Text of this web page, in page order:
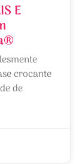
E
crocante
de